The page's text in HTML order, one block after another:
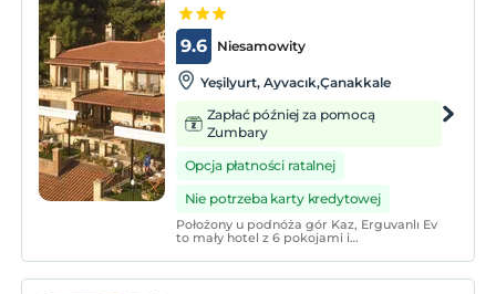
Niesamowity
9.6
Yeşilyurt, Ayvacık,Çanakkale
Zapłać później za pomocą
Zumbary
Opcja płatności ratalnej
Nie potrzeba karty kredytowej
Położony u podnóża gór Kaz, Erguvanlı Ev
to mały hotel z 6 pokojami i
Butikowy hotel otoczony sosnami i
ogrodem oferuje gaje oliwne rozciągające